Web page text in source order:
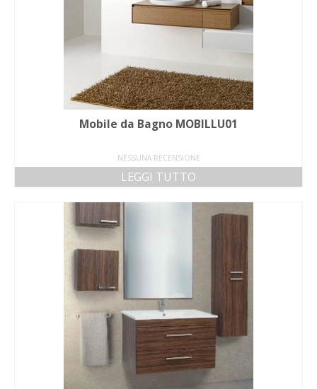
Mobile da Bagno MOBILLU01
NESSUNA RECENSIONE
LEGGI TUTTO